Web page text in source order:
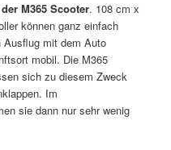
M365 Scooter. 108 cm x
können ganz einfach
Ausflug mit dem Auto
mobil. Die M365
sich zu diesem Zweck
Im
sie dann nur sehr wenig